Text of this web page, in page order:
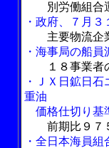
別労働組合
・政府、７月
主要物流企
・海事局の船
１８事業
・ＪＸ日鉱日
重油
価格仕切り基
前期比９７
・全日本海員